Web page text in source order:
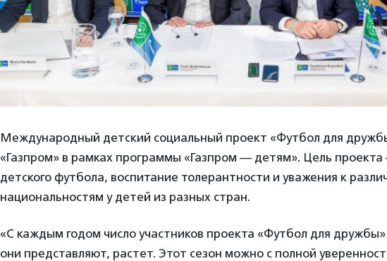
Международный детский социальный проект «Футбол для
«Газпром» в рамках программы «Газпром — детям». Цель
детского футбола, воспитание толерантности и уважения к
национальностям у детей из разных стран.
«С каждым годом число участников проекта «Футбол для
они представляют, растет. Этот сезон можно с полной